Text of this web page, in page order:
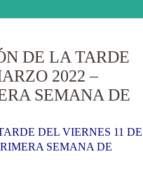
DE LA TARDE
2022 –
SEMANA DE
DEL VIERNES 11 DE
SEMANA DE